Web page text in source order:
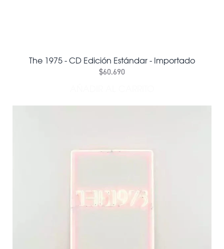
The 1975 - CD Edición Estándar - Importado
$60.690